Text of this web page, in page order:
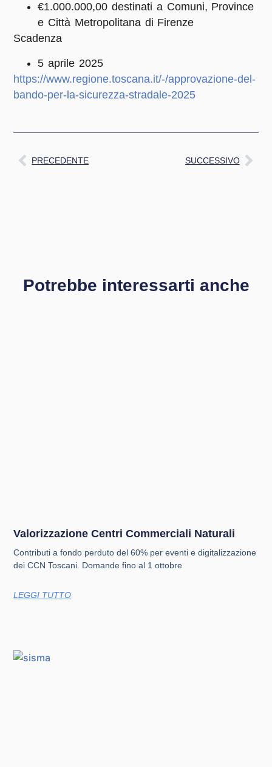
€1.000.000,00 destinati a Comuni, Province
e Città Metropolitana di Firenze
Scadenza
5 aprile 2025
https://www.regione.toscana.it/-/approvazione-del-
bando-per-la-sicurezza-stradale-2025
PRECEDENTE SUCCESSIVO
Potrebbe interessarti anche
Valorizzazione Centri Commerciali Naturali
Contributi a fondo perduto del 60% per eventi e digitalizzazione
dei CCN Toscani. Domande fino al 1 ottobre
LEGGI TUTTO